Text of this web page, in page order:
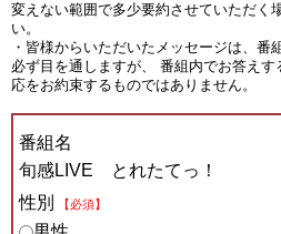
変えない範囲で多少要約させていただく
い。
・皆様からいただいたメッセージは、番
必ず目を通しますが、 番組内でお答え
応をお約束するものではありません。
番組名
旬感LIVE とれたてっ！
性別
【必須】